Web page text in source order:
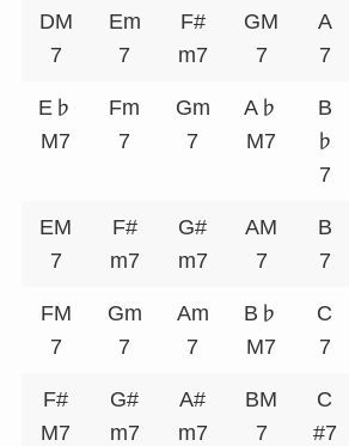
DM
7
Em
7
F#
m7
GM
7
A
7
E♭
M7
Fm
7
Gm
7
A♭
M7
B
♭
7
EM
7
F#
m7
G#
m7
AM
7
B
7
FM
7
Gm
7
Am
7
B♭
M7
C
7
F#
M7
G#
m7
A#
m7
BM
7
C
#7